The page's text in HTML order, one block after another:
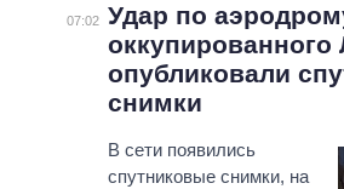
07:02 Удар по
оккупированного
опубликовали
снимки
В сети появились
спутниковые снимки, на